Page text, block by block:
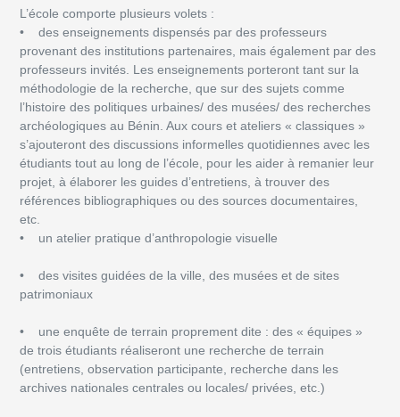
L’école comporte plusieurs volets :
• des enseignements dispensés par des professeurs
provenant des institutions partenaires, mais également par des
professeurs invités. Les enseignements porteront tant sur la
méthodologie de la recherche, que sur des sujets comme
l’histoire des politiques urbaines/ des musées/ des recherches
archéologiques au Bénin. Aux cours et ateliers « classiques »
s’ajouteront des discussions informelles quotidiennes avec les
étudiants tout au long de l’école, pour les aider à remanier leur
projet, à élaborer les guides d’entretiens, à trouver des
références bibliographiques ou des sources documentaires,
etc.
• un atelier pratique d’anthropologie visuelle
• des visites guidées de la ville, des musées et de sites
patrimoniaux
• une enquête de terrain proprement dite : des « équipes »
de trois étudiants réaliseront une recherche de terrain
(entretiens, observation participante, recherche dans les
archives nationales centrales ou locales/ privées, etc.)